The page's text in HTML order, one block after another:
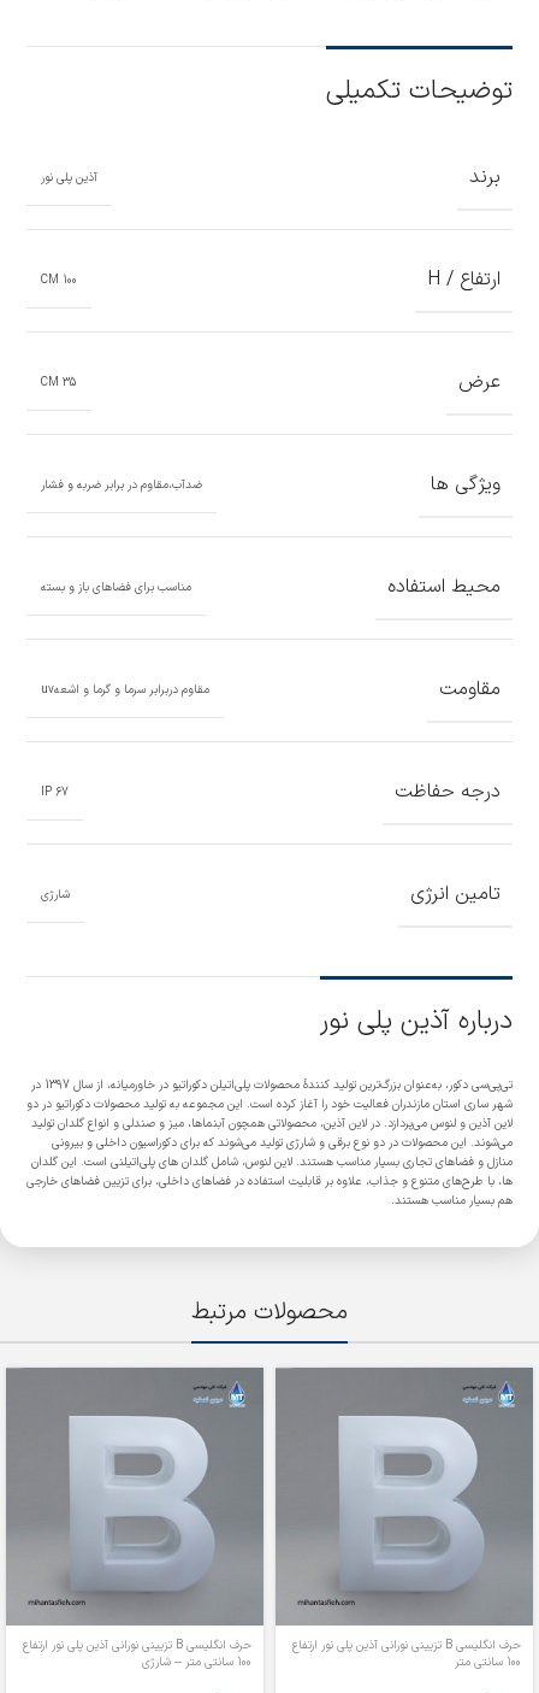
توضیحات تکمیلی
برند آذین پلی نور
ارتفاع / H 100 CM
عرض 35 CM
ویژگی ها ضدآب،مقاوم در برابر ضربه و فشار
محیط استفاده مناسب برای فضاهای باز و بسته
مقاومت مقاوم دربرابر سرما و گرما و اشعهuv
درجه حفاظت 67 IP
تامین انرژی شارژی
درباره آذین پلی نور
تی‌پی‌سی دکور، به‌عنوان بزرگ‌ترین تولید کنندۀ محصولات پلی‌اتیلن دکوراتیو در خاورمیانه، از سال 1397 در
شهر ساری استان مازندران فعالیت خود را آغاز کرده است. این مجموعه به تولید محصولات دکوراتیو در دو
لاین آذین و لنوس می‌پردازد. در لاین آذین، محصولاتی همچون آبنماها، میز و صندلی و انواع گلدان تولید
می‌شوند. این محصولات در دو نوع برقی و شارژی تولید می‌شوند که برای دکوراسیون داخلی و بیرونی
منازل و فضاهای تجاری بسیار مناسب هستند. لاین لنوس، شامل گلدان های پلی‌اتیلنی است. این گلدان
ها، با طرح‌های متنوع و جذاب، علاوه بر قابلیت استفاده در فضاهای داخلی، برای تزیین فضاهای خارجی
هم بسیار مناسب هستند.
محصولات مرتبط
حرف انگلیسی B تزیینی نورانی آذین پلی نور ارتفاع
100 سانتی متر
حرف انگلیسی B تزیینی نورانی آذین پلی نور ارتفاع
100 سانتی متر – شارژی